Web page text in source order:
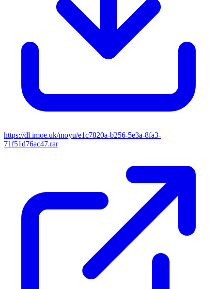
https://dl.imoe.uk/moyu/e1c7820a-b256-5e3a-8fa3-
71f51d76ac47.rar